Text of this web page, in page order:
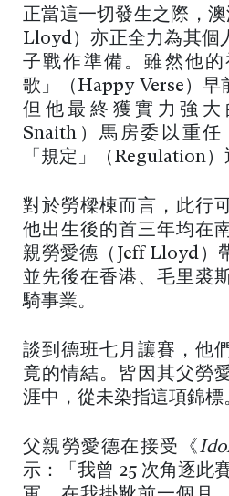
正當這一切發生之際，
Lloyd）亦正全力為其個
子戰作準備。雖然他
歌」（Happy Verse）早
但他最終獲實力強大
Snaith）馬房委以重
「規定」（Regulation）
對於勞樑棟而言，此行
他出生後的首三年均在
親勞愛德（Jeff Lloyd）
並先後在香港、毛里裘
騎事業。
談到德班七月讓賽，他
竟的情結。皆因其父勞
涯中，從未染指這項錦標
父親勞愛德在接受《
示：「我曾 25 次角逐此